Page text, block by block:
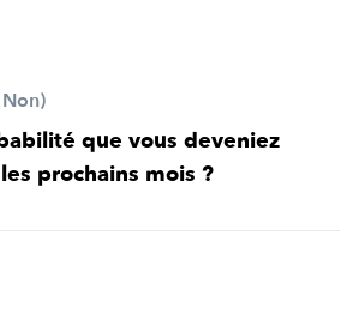
que vous deveniez
prochains mois ?